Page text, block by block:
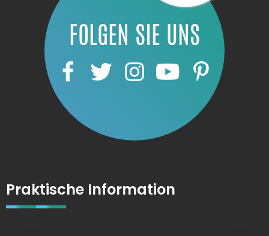
FOLGEN SIE UNS
Praktische Information